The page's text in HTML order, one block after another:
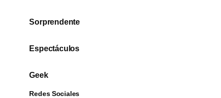
Sorprendente
Espectáculos
Geek
Redes Sociales